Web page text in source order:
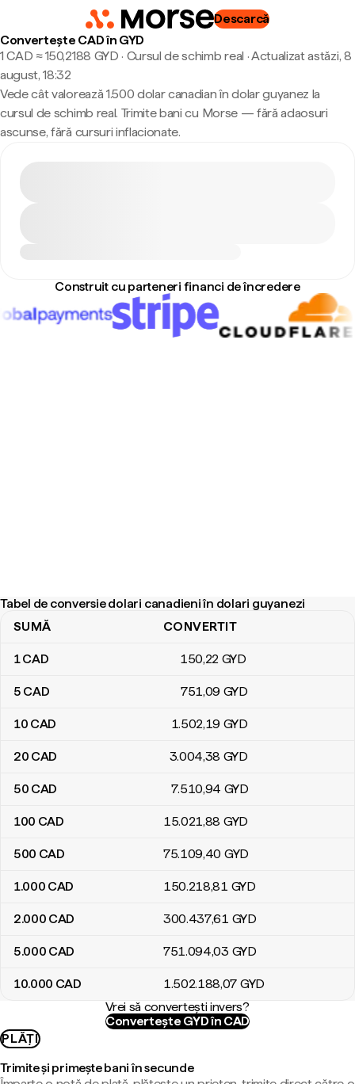
Descarcă
Convertește CAD în GYD
1 CAD ≈ 150,2188 GYD · Cursul de schimb real ·Actualizat astăzi, 8
august, 18:32
Vede cât valorează 1.500 dolar canadian în dolar guyanez la
cursul de schimb real. Trimite bani cu Morse — fără adaosuri
ascunse, fără cursuri inflacionate.
Construit cu parteneri financi de încredere
Tabel de conversie dolari canadieni în dolari guyanezi
Tabel de conversie dolari canadieni în dolari guyanezi
SUMĂ CONVERTIT
1CAD 150,22 GYD
5 CAD 751,09 GYD
10 CAD 1.502,19 GYD
20 CAD 3.004,38 GYD
50 CAD 7.510,94 GYD
100 CAD 15.021,88 GYD
500 CAD 75.109,40 GYD
1.000 CAD 150.218,81 GYD
2.000 CAD 300.437,61 GYD
5.000 CAD 751.094,03 GYD
10.000 CAD 1.502.188,07 GYD
Vrei să convertești invers?
Convertește GYD în CAD
PLĂȚI
Trimite și primește bani în secunde